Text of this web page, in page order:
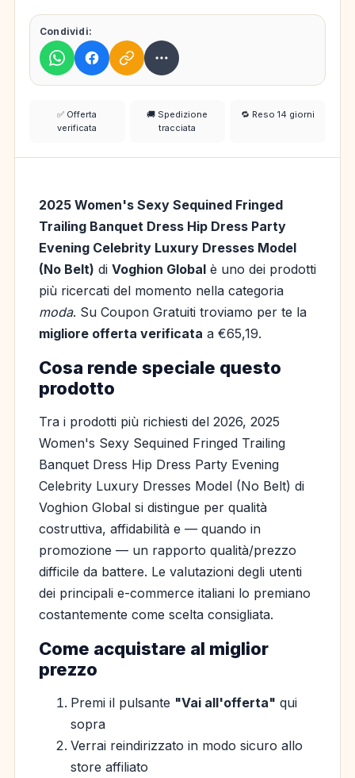
Condividi:
✅ Offerta
verificata
🚚 Spedizione
tracciata
🔁 Reso 14 giorni
2025 Women's Sexy Sequined Fringed
Trailing Banquet Dress Hip Dress Party
Evening Celebrity Luxury Dresses Model
(No Belt) di Voghion Global è uno dei prodotti
più ricercati del momento nella categoria
moda. Su Coupon Gratuiti troviamo per te la
migliore offerta verificata a €65,19.
Cosa rende speciale questo
prodotto
Tra i prodotti più richiesti del 2026, 2025
Women's Sexy Sequined Fringed Trailing
Banquet Dress Hip Dress Party Evening
Celebrity Luxury Dresses Model (No Belt) di
Voghion Global si distingue per qualità
costruttiva, affidabilità e — quando in
promozione — un rapporto qualità/prezzo
difficile da battere. Le valutazioni degli utenti
dei principali e-commerce italiani lo premiano
costantemente come scelta consigliata.
Come acquistare al miglior
prezzo
Premi il pulsante "Vai all'offerta" qui
sopra
Verrai reindirizzato in modo sicuro allo
store affiliato